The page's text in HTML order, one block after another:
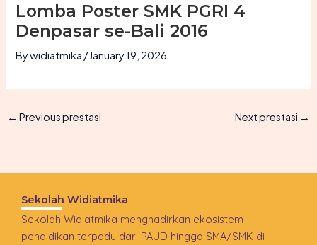
Lomba Poster SMK PGRI 4
Denpasar se-Bali 2016
Bywidiatmika /January 19, 2026
← Previous prestasi Next prestasi →
Sekolah Widiatmika
Sekolah Widiatmika menghadirkan ekosistem
pendidikan terpadu dari PAUD hingga SMA/SMK di